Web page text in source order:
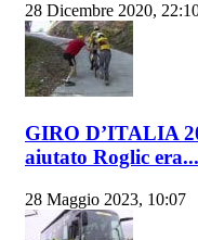
28 Dicembre 2020,
GIRO D’ITALIA
aiutato Roglic era...
28 Maggio 2023, 10:07